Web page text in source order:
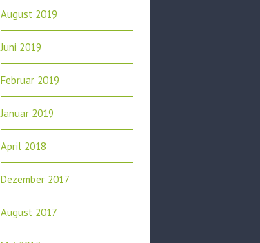
August 2019
Juni 2019
Februar 2019
Januar 2019
April 2018
Dezember 2017
August 2017